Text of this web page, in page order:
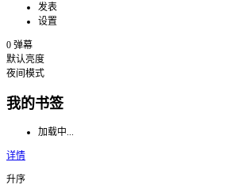
发表
设置
0 弹幕
默认亮度
夜间模式
我的书签
加载中...
详情
升序